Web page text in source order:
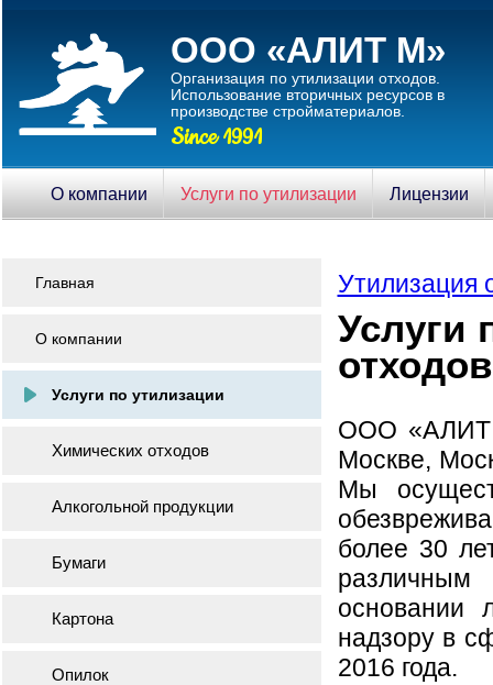
ООО «АЛИТ М»
Организация по утилизации отходов.
Использование вторичныx ресурсов в
производстве стройматериалов.
Since 1991
О компании Услуги по утилизации Лицензии
Утилизация
Услуги
отходов
ООО «АЛИТ
Москве,
Мы
более 30
основании
надзору в
2016 года.
Главная
О компании
Услуги по утилизации
Химических отходов
Алкогольной продукции
Бумаги
Картона
Опилок